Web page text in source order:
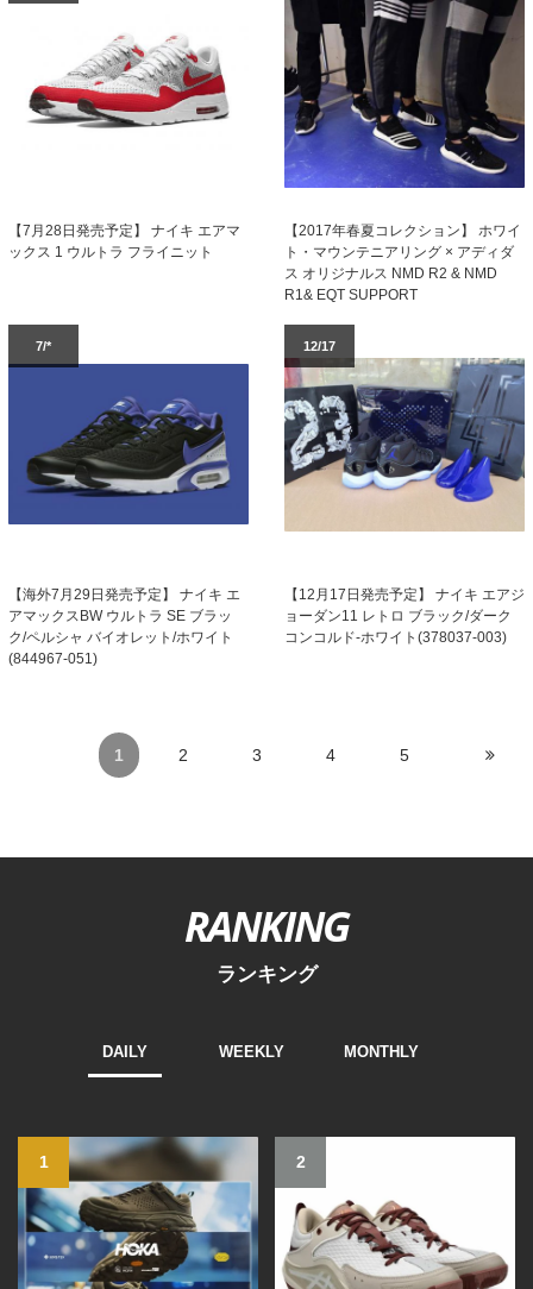
【7月28日発売予定】 ナイキ エアマ
ックス 1 ウルトラ フライニット
【2017年春夏コレクション】 ホワイ
ト・マウンテニアリング × アディダ
ス オリジナルス NMD R2 & NMD
R1& EQT SUPPORT
7/*
【海外7月29日発売予定】 ナイキ エ
アマックスBW ウルトラ SE ブラッ
ク/ペルシャ バイオレット/ホワイト
(844967-051)
12/17
【12月17日発売予定】 ナイキ エアジ
ョーダン11 レトロ ブラック/ダーク
コンコルド-ホワイト(378037-003)
1 2 3 4 5
RANKING
ランキング
DAILY WEEKLY MONTHLY
1 2